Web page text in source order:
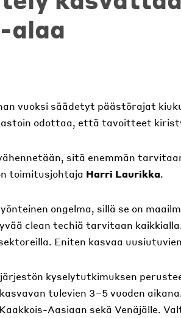
alaa
vuoksi säädetyt päästörajat
odottaa, että tavoitteet
sitä enemmän
toimitusjohtaja Harri Laurikka.
ongelma, sillä se on
clean techiä tarvitaan
Eniten kasvaa
kyselytutkimuksen
tulevien 3–5 vuoden
Aasiaan sekä Venäjälle.